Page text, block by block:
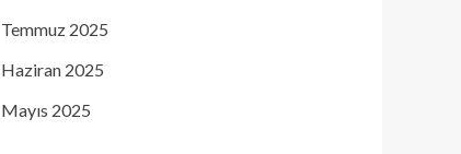
Temmuz 2025
Haziran 2025
Mayıs 2025